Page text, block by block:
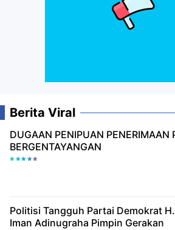
Berita Viral
DUGAAN PENIPUAN PENERIMAAN P3K
BERGENTAYANGAN
Politisi Tangguh Partai Demokrat H.
Iman Adinugraha Pimpin Gerakan